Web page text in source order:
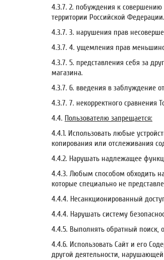
4.3.7. 2. побуждения к
территории Российской Федерации.
4.3.7. 3. нарушения прав
4.3.7. 4. ущемления прав
4.3.7. 5. представления себя за
магазина.
4.3.7. 6. введения в заблуждение
4.3.7. 7. некорректного
4.4. Пользователю запрещается:
4.4.1. Использовать любые
копирования или отслеживания
4.4.2. Нарушать надлежащее
4.4.3. Любым способом обходить
которые специально не
4.4.4. Несанкционированный
4.4.4. Нарушать систему
4.4.5. Выполнять обратный поиск,
4.4.6. Использовать Сайт и его
другой деятельности,